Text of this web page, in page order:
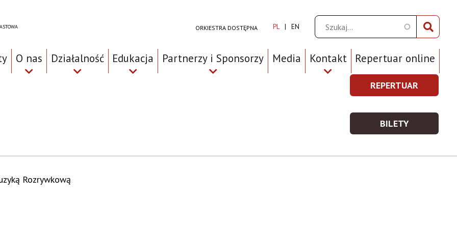
ORKIESTRA DOSTĘPNA PL EN Szukaj
O nas Działalność Edukacja Partnerzy i Sponsorzy Media Kontakt Repertuar online
Prawe
Top
Menu
REPERTUAR
REPERTUAR
WIĘCEJ
INFORMACJI
BILETY
BILETY
Rozrywkową